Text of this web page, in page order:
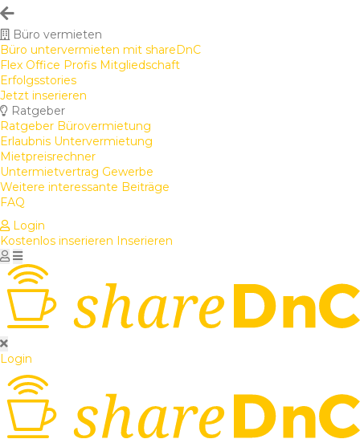
Büro vermieten
Büro untervermieten mit shareDnC
Flex Office Profis Mitgliedschaft
Erfolgsstories
Jetzt inserieren
Ratgeber
Ratgeber Bürovermietung
Erlaubnis Untervermietung
Mietpreisrechner
Untermietvertrag Gewerbe
Weitere interessante Beiträge
FAQ
Login
Kostenlos inserieren Inserieren
Login